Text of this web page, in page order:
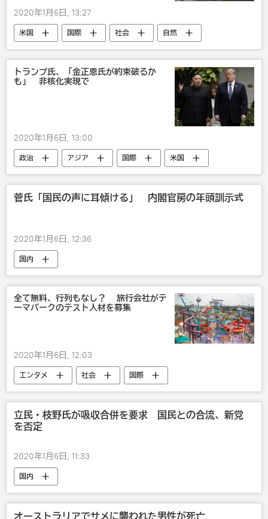
2020年1月6日, 13:27
米国 国際 社会 自然
トランプ氏、「金正恩氏が約束破るか
も」 非核化実現で
2020年1月6日, 13:00
政治 アジア 国際
米国
ドナルド・トランプ
金正恩 北朝鮮
菅氏「国民の声に耳傾ける」 内閣官房の年頭訓示式
2020年1月6日, 12:36
国内
全て無料、行列もなし？ 旅行会社がテ
ーマパークのテスト人材を募集
2020年1月6日, 12:03
エンタメ 社会
国際
びっくり
経済 文化
立民・枝野氏が吸収合併を要求 国民との合流、新党
を否定
2020年1月6日, 11:33
国内
オーストラリアでサメに襲われた男性が死亡